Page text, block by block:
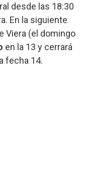
desde las 18:30
En la siguiente
Viera (el domingo
en la 13 y cerrará
fecha 14.